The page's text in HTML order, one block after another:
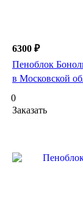
6300 ₽
Пеноблок
в Московской
0
Заказать